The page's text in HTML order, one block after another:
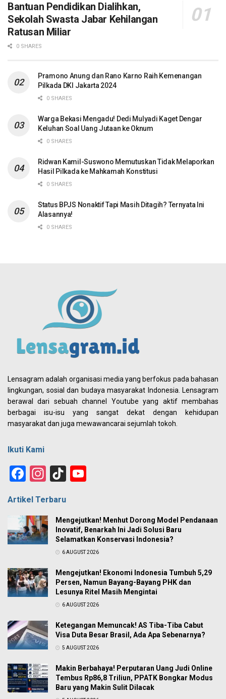
Bantuan Pendidikan Dialihkan,
Sekolah Swasta Jabar Kehilangan
Ratusan Miliar
0 SHARES
Pramono Anung dan Rano Karno Raih Kemenangan
Pilkada DKI Jakarta 2024
0 SHARES
Warga Bekasi Mengadu! Dedi Mulyadi Kaget Dengar
Keluhan Soal Uang Jutaan ke Oknum
0 SHARES
Ridwan Kamil-Suswono Memutuskan Tidak Melaporkan
Hasil Pilkada ke Mahkamah Konstitusi
0 SHARES
Status BPJS Nonaktif Tapi Masih Ditagih? Ternyata Ini
Alasannya!
0 SHARES
Lensagram adalah organisasi media yang berfokus pada bahasan
lingkungan, sosial dan budaya masyarakat Indonesia. Lensagram
berawal dari sebuah channel Youtube yang aktif membahas
berbagai isu-isu yang sangat dekat dengan kehidupan
masyarakat dan juga mewawancarai sejumlah tokoh.
Ikuti Kami
Facebook
Instagram
TikTok
Artikel Terbaru
Mengejutkan! Menhut Dorong Model Pendanaan
Inovatif, Benarkah Ini Jadi Solusi Baru
Selamatkan Konservasi Indonesia?
6 AUGUST 2026
Mengejutkan! Ekonomi Indonesia Tumbuh 5,29
Persen, Namun Bayang-Bayang PHK dan
Lesunya Ritel Masih Mengintai
6 AUGUST 2026
Ketegangan Memuncak! AS Tiba-Tiba Cabut
Visa Duta Besar Brasil, Ada Apa Sebenarnya?
5 AUGUST 2026
Makin Berbahaya! Perputaran Uang Judi Online
Tembus Rp86,8 Triliun, PPATK Bongkar Modus
Baru yang Makin Sulit Dilacak